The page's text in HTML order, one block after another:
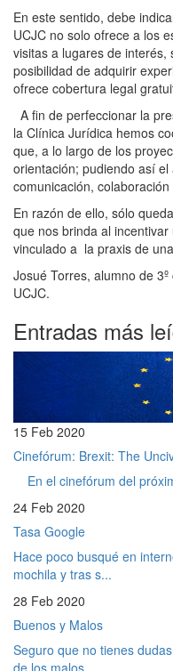
En este sentido, debe
UCJC no solo ofrece a los
visitas a lugares de
posibilidad de adquirir
ofrece cobertura legal
A fin de perfeccionar la
la Clínica Jurídica hemos
que, a lo largo de los
orientación; pudiendo así
comunicación,
En razón de ello, sólo
que nos brinda al
vinculado a la praxis de
Josué Torres, alumno de
UCJC.
Entradas más
15 Feb 2020
Cinefórum: Brexit: The
En el cinefórum del
24 Feb 2020
Tasa Google
Hace poco busqué en
mochila y tras s...
28 Feb 2020
Buenos y Malos
Seguro que no tienes
de los malos. ...